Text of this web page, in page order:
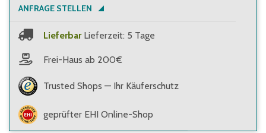
ANFRAGE STELLEN
Lieferbar Lieferzeit: 5 Tage
Frei-Haus ab 200€
Trusted Shops — Ihr Käuferschutz
geprüfter EHI Online-Shop